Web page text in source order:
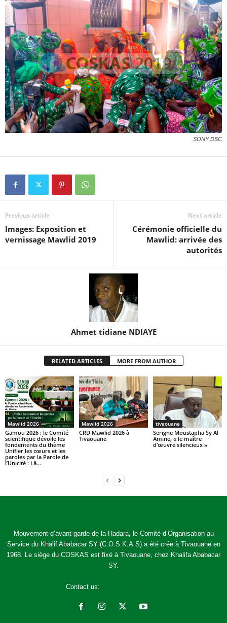
SONY DSC
Previous article
Images: Exposition et
vernissage Mawlid 2019
Next article
Cérémonie officielle du
Mawlid: arrivée des
autorités
Ahmet tidiane NDIAYE
RELATED ARTICLES MORE FROM AUTHOR
Mawlid 2026
Gamou 2026 : le Comité
scientifique dévoile les
fondements du thème
Unifier les cœurs et les
paroles par la Parole de
l’Unicité : Lâ...
Mawlid 2026
CRD Mawlid 2026 à
Tivaouane
tivaouane
Serigne Moustapha Sy Al
Amine, « le maître
d’œuvre silencieux »
Mouvement d’avant-garde de la Hadara, le Comité d’Organisation au
Service du Khalif Ababacar SY (C.O.S.K.A.S) a été créé à Tivaouane en
1968. Le siège du COSKAS est fixé à Tivaouane, chez Khalifa Ababacar
SY.
Contact us: